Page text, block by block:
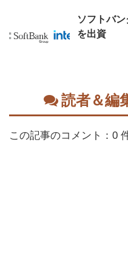
ソフトバ
を出資
読者＆編
この記事のコメント：0